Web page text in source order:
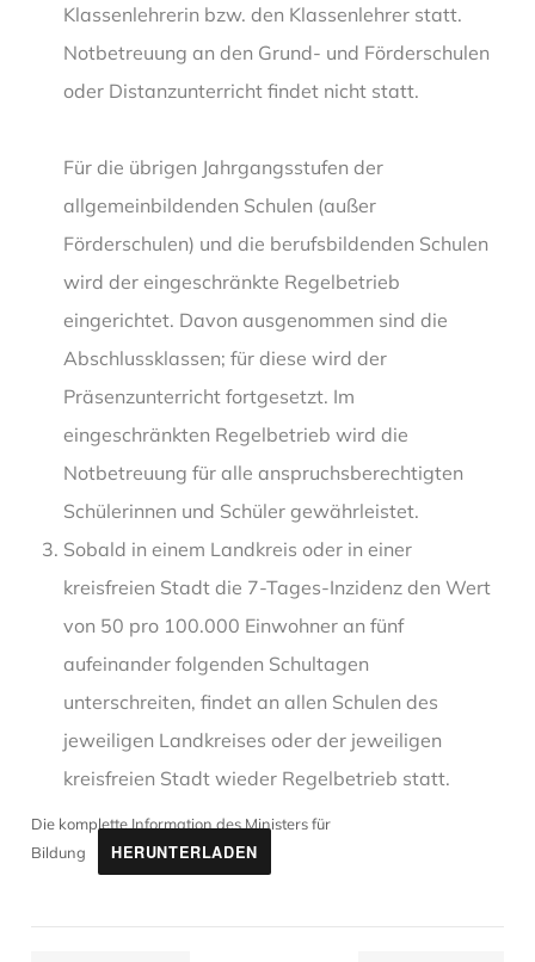
Klassenlehrerin bzw. den Klassenlehrer statt.
Notbetreuung an den Grund- und Förderschulen
oder Distanzunterricht findet nicht statt.
Für die übrigen Jahrgangsstufen der
allgemeinbildenden Schulen (außer
Förderschulen) und die berufsbildenden Schulen
wird der eingeschränkte Regelbetrieb
eingerichtet. Davon ausgenommen sind die
Abschlussklassen; für diese wird der
Präsenzunterricht fortgesetzt. Im
eingeschränkten Regelbetrieb wird die
Notbetreuung für alle anspruchsberechtigten
Schülerinnen und Schüler gewährleistet.
Sobald in einem Landkreis oder in einer
kreisfreien Stadt die 7-Tages-Inzidenz den Wert
von 50 pro 100.000 Einwohner an fünf
aufeinander folgenden Schultagen
unterschreiten, findet an allen Schulen des
jeweiligen Landkreises oder der jeweiligen
kreisfreien Stadt wieder Regelbetrieb statt.
Die komplette Information des Ministers für
Bildung
HERUNTERLADEN